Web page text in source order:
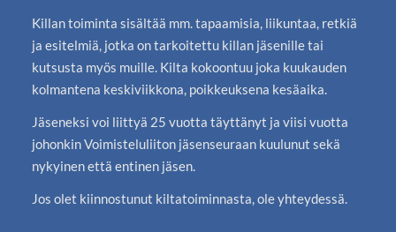
Killan toiminta sisältää mm. tapaamisia, liikuntaa, retkiä
ja esitelmiä, jotka on tarkoitettu killan jäsenille tai
kutsusta myös muille. Kilta kokoontuu joka kuukauden
kolmantena keskiviikkona, poikkeuksena kesäaika.
Jäseneksi voi liittyä 25 vuotta täyttänyt ja viisi vuotta
johonkin Voimisteluliiton jäsenseuraan kuulunut sekä
nykyinen että entinen jäsen.
Jos olet kiinnostunut kiltatoiminnasta, ole yhteydessä.